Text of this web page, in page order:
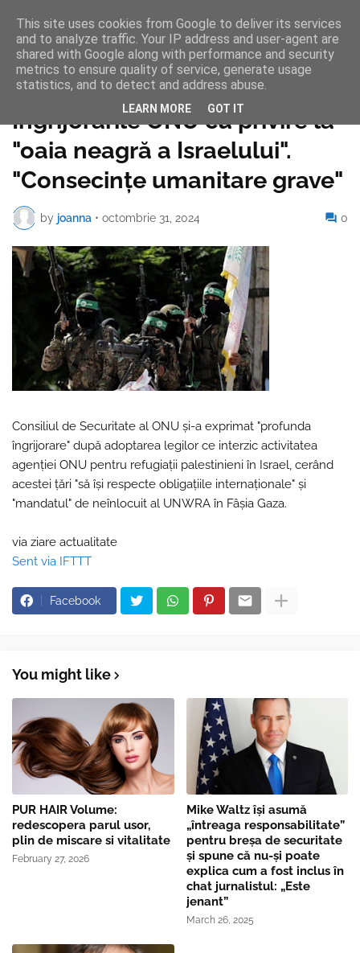
Pagina de pornire
Îngrijorările ONU cu privire la
"oaia neagră a Israelului".
"Consecințe umanitare grave"
by joanna • octombrie 31, 2024 0
Consiliul de Securitate al ONU şi-a exprimat "profunda
îngrijorare" după adoptarea legilor ce interzic activitatea
agenţiei ONU pentru refugiaţii palestinieni în Israel, cerând
acestei ţări "să îşi respecte obligaţiile internaţionale" şi
"mandatul" de neînlocuit al UNWRA în Fâşia Gaza.
via ziare actualitate
Sent via IFTTT
Facebook
You might like
PUR HAIR Volume:
redescopera parul usor,
plin de miscare si vitalitate
February 27, 2026
Mike Waltz îşi asumă
„întreaga responsabilitate”
pentru breşa de securitate
și spune că nu-și poate
explica cum a fost inclus în
chat jurnalistul: „Este
jenant”
March 26, 2025
This site uses cookies from Google to deliver its services
and to analyze traffic. Your IP address and user-agent are
shared with Google along with performance and security
metrics to ensure quality of service, generate usage
statistics, and to detect and address abuse.
LEARN MORE GOT IT